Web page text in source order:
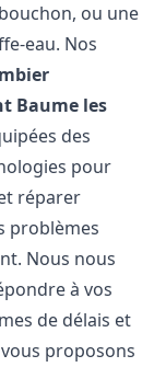
ou une
eau. Nos
Baume les
des
pour
réparer
problèmes
Nous nous
à vos
de délais et
proposons